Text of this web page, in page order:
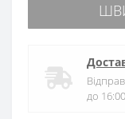
до 16:00